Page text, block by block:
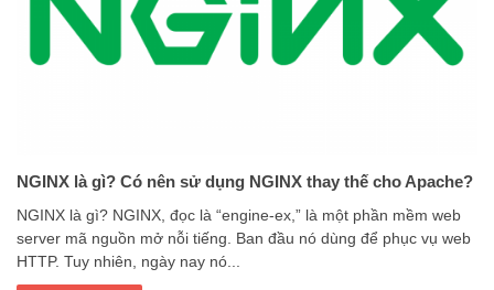
NGINX là gì? Có nên sử dụng NGINX thay thế cho Apache?
NGINX là gì? NGINX, đọc là “engine-ex,” là một phần mềm web
server mã nguồn mở nỗi tiếng. Ban đầu nó dùng để phục vụ web
HTTP. Tuy nhiên, ngày nay nó...